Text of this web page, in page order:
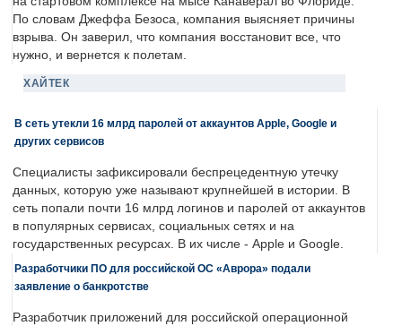
По словам Джеффа Безоса, компания выясняет причины
взрыва. Он заверил, что компания восстановит все, что
нужно, и вернется к полетам.
ХАЙТЕК
В сеть утекли 16 млрд паролей от аккаунтов Apple, Google и
других сервисов
Специалисты зафиксировали беспрецедентную утечку
данных, которую уже называют крупнейшей в истории. В
сеть попали почти 16 млрд логинов и паролей от аккаунтов
в популярных сервисах, социальных сетях и на
государственных ресурсах. В их числе - Apple и Google.
Разработчики ПО для российской ОС «Аврора» подали
заявление о банкротстве
Разработчик приложений для российской операционной